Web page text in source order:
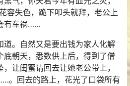
容失色，跪下叩头就拜，老公上
有车祸……
道。自然又是要出钱为家人化解
底朝天，悉数供上后，得到了僧
让闺蜜请回去让她老公带上，
。回去的路上，花光了口袋所有